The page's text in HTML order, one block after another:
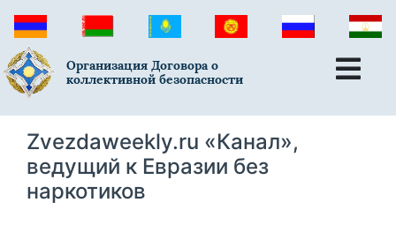
Организация Договора о
коллективной безопасности
Zvezdaweekly.ru «Канал»,
ведущий к Евразии без
наркотиков